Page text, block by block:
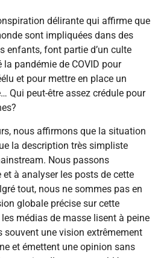
délirante qui affirme que
sont impliquées dans des
enfants, font partie d’un culte
pandémie de COVID pour
et pour mettre en place un
Qui peut-être assez crédule pour
nous affirmons que la situation
la description très simpliste
Nous passons
et à analyser les posts de cette
tout, nous ne sommes pas en
globale précise sur cette
médias de masse lisent à peine
souvent une vision extrêmement
et émettent une opinion sans